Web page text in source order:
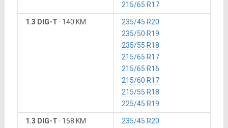
215/65 R17
1.3 DIG-T · 140 KM
235/45 R20
235/50 R19
235/55 R18
215/65 R17
215/65 R16
215/60 R17
215/55 R18
225/45 R19
1.3 DIG-T · 158 KM
235/45 R20